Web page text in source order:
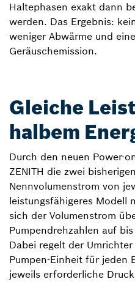
Haltephasen exakt dann
werden. Das Ergebnis:
weniger Abwärme und
Geräuschemission.
Gleiche
halbem
Durch den neuen Power-
ZENITH die zwei
Nennvolumenstrom von
leistungsfähigeres Modell
sich der Volumenstrom
Pumpendrehzahlen auf
Dabei regelt der
Pumpen-Einheit für jeden
jeweils erforderliche